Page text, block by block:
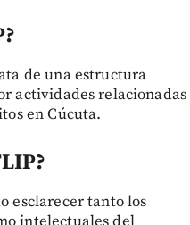
de una estructura
actividades relacionadas
en Cúcuta.
esclarecer tanto los